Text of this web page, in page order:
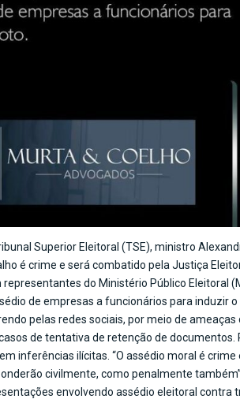
Superior Eleitoral (TSE), ministro
é crime e será combatido pela Justiça
representantes do Ministério Público Eleitoral
de empresas a funcionários para induzir
pelas redes sociais, por meio de
de tentativa de retenção de
inferências ilícitas. “O assédio moral é
civilmente, como penalmente
envolvendo assédio eleitoral contra